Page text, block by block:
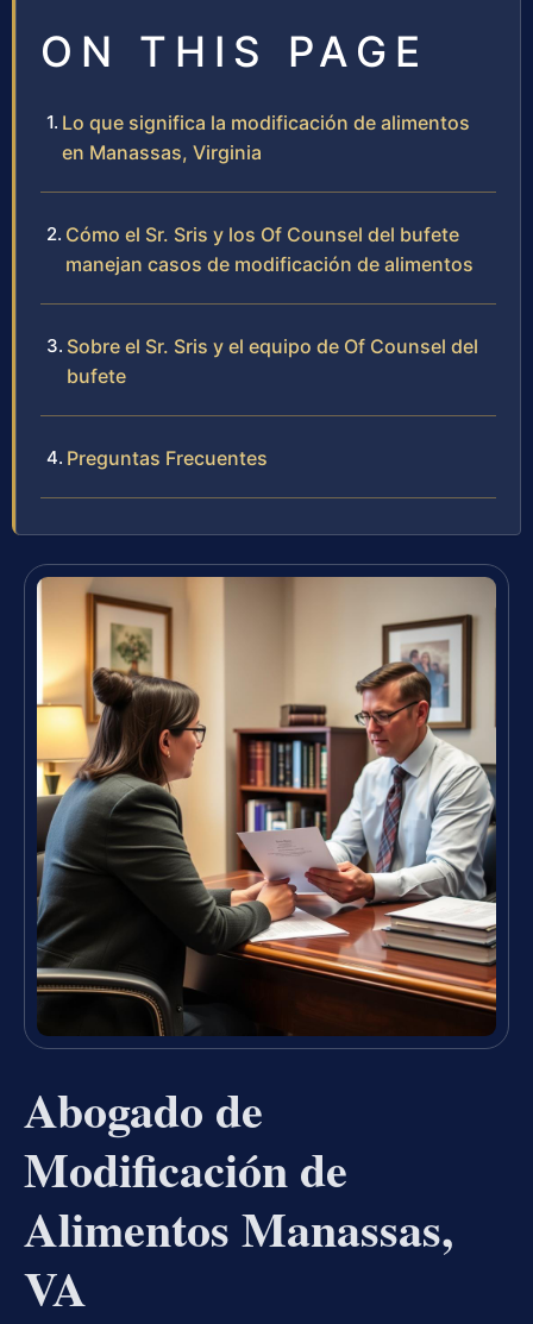
ON THIS PAGE
Lo que significa la modificación de alimentos
en Manassas, Virginia
Cómo el Sr. Sris y los Of Counsel del bufete
manejan casos de modificación de alimentos
Sobre el Sr. Sris y el equipo de Of Counsel del
bufete
Preguntas Frecuentes
Abogado de
Modificación de
Alimentos Manassas,
VA